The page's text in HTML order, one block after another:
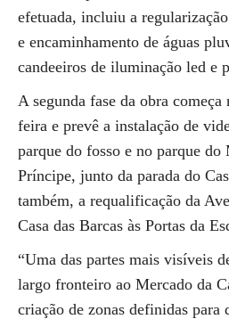
efetuada, incluiu a
e encaminhamento de águas
candeeiros de iluminação led e
A segunda fase da obra
feira e prevê a instalação de
parque do fosso e no parque
Príncipe, junto da parada do
também, a requalificação da
Casa das Barcas às Portas da
“Uma das partes mais visíveis
largo fronteiro ao Mercado da
criação de zonas definidas para